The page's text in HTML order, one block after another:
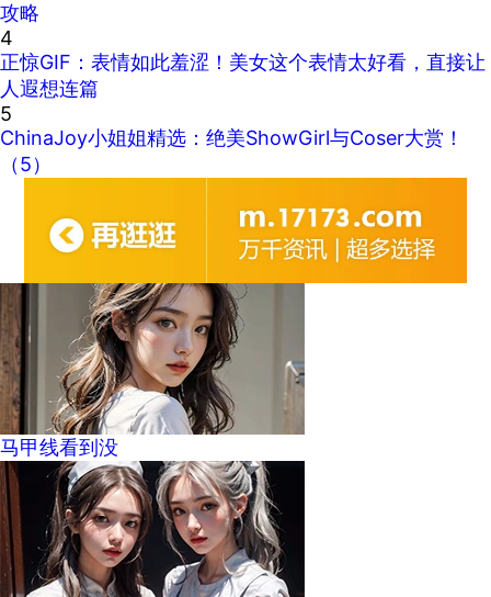
攻略
4
正惊GIF：表情如此羞涩！美女这个表情太好看，直接让
人遐想连篇
5
ChinaJoy小姐姐精选：绝美ShowGirl与Coser大赏！
（5）
马甲线看到没